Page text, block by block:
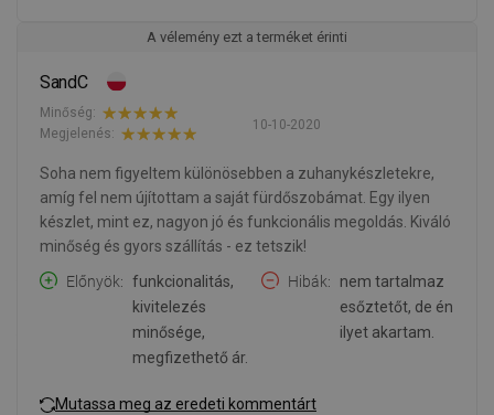
A vélemény ezt a terméket érinti
SandC
10-10-2020
Minőség:
Megjelenés:
Soha nem figyeltem különösebben a zuhanykészletekre,
amíg fel nem újítottam a saját fürdőszobámat. Egy ilyen
készlet, mint ez, nagyon jó és funkcionális megoldás. Kiváló
minőség és gyors szállítás - ez tetszik!
Előnyök
funkcionalitás,
kivitelezés
minősége,
megfizethető ár.
Hibák
nem tartalmaz
esőztetőt, de én
ilyet akartam.
Mutassa meg az eredeti kommentárt